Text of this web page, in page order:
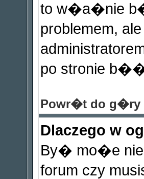
to w�a�nie
problemem,
po stronie
Powr�t do g�ry
Dlaczego w
By� mo�e nie
forum czy